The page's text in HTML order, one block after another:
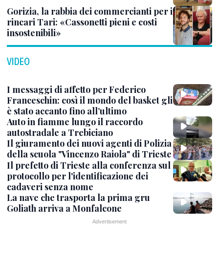
Gorizia, la rabbia dei commercianti per i
rincari Tari: «Cassonetti pieni e costi
insostenibili»
VIDEO
I messaggi di affetto per Federico
Franceschin: così il mondo del basket gli
è stato accanto fino all’ultimo
Auto in fiamme lungo il raccordo
autostradale a Trebiciano
Il giuramento dei nuovi agenti di Polizia
della scuola "Vincenzo Raiola" di Trieste
Il prefetto di Trieste alla conferenza sul
protocollo per l'identificazione dei
cadaveri senza nome
La nave che trasporta la prima gru
Goliath arriva a Monfalcone